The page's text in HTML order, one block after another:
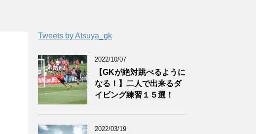
Tweets by Atsuya_gk
2022/10/07
【GKが絶対跳べるように
なる！】二人で出来るダ
イビング練習１５選！
2022/03/19